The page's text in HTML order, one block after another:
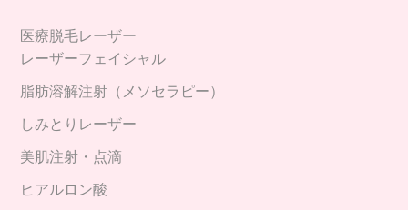
医療脱毛レーザー
レーザーフェイシャル
脂肪溶解注射（メソセラピー）
しみとりレーザー
美肌注射・点滴
ヒアルロン酸